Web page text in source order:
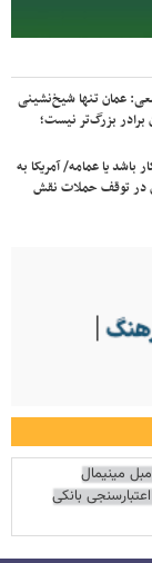
عمان تنها شیخ‌نشینی
برادر بزرگ‌تر نیست؛
باشد یا عمامه/ آمریکا به
در توقف حملات نقش
مبل مینیمال
اعتبارسنجی بانکی